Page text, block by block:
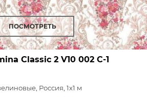
ПОСМОТРЕТЬ
Classic 2 V10 002 C-1
Россия, 1x1 м